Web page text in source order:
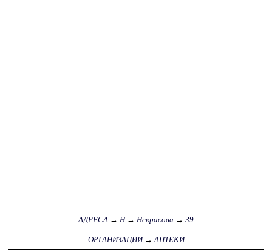
АДРЕСА → Н→ Некрасова → 39
ОРГАНИЗАЦИИ→ АПТЕКИ